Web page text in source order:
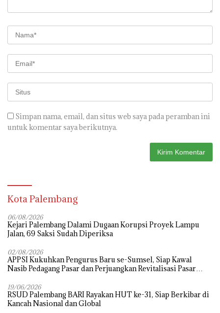
Simpan nama, email, dan situs web saya pada peramban ini
untuk komentar saya berikutnya.
Kota Palembang
06/08/2026
Kejari Palembang Dalami Dugaan Korupsi Proyek Lampu
Jalan, 69 Saksi Sudah Diperiksa
02/08/2026
APPSI Kukuhkan Pengurus Baru se-Sumsel, Siap Kawal
Nasib Pedagang Pasar dan Perjuangkan Revitalisasi Pasar
19/06/2026
RSUD Palembang BARI Rayakan HUT ke-31, Siap Berkibar di
Kancah Nasional dan Global